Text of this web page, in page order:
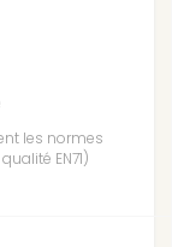
les normes
EN71)